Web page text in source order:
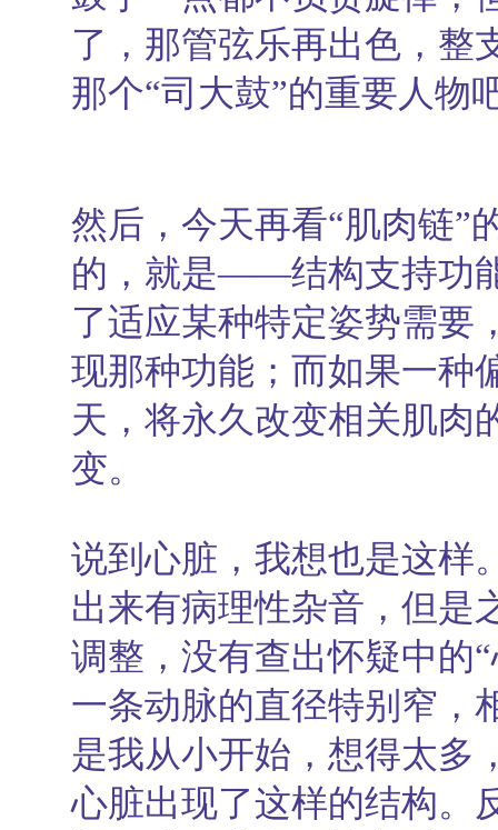
了，那管弦乐再出色，整
那个“司大鼓”的重要人物
然后，今天再看“肌肉链”
的，就是——结构支持功
了适应某种特定姿势需要
现那种功能；而如果一种
天，将永久改变相关肌肉
变。
说到心脏，我想也是这样
出来有病理性杂音，但是
调整，没有查出怀疑中的
一条动脉的直径特别窄，
是我从小开始，想得太多
心脏出现了这样的结构。